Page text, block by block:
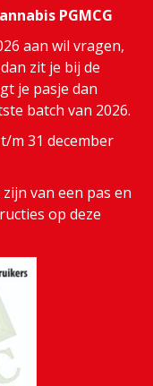
PGMCG
aan wil vragen,
zit je bij de
je pasje dan
batch van 2026.
m 31 december
van een pas en
op deze